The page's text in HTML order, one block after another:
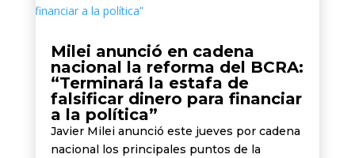
Milei anunció en cadena
nacional la reforma del BCRA:
“Terminará la estafa de
falsificar dinero para financiar
a la política”
Javier Milei anunció este jueves por cadena
nacional los principales puntos de la